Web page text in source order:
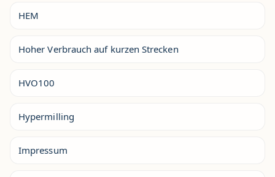
HEM
Hoher Verbrauch auf kurzen Strecken
HVO100
Hypermilling
Impressum